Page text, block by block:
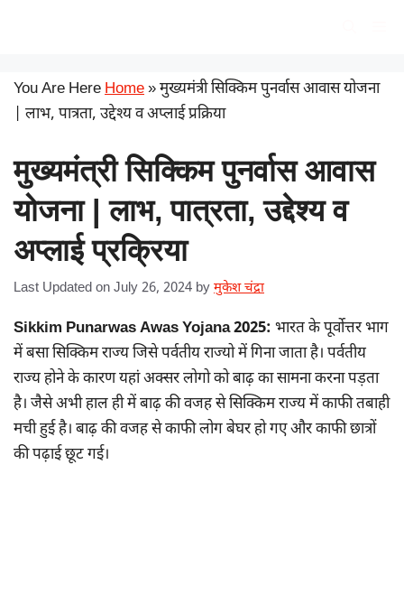
You Are HereHome»मुख्यमंत्री सिक्किम पुनर्वास आवास योजना
| लाभ, पात्रता, उद्देश्य व अप्लाई प्रक्रिया
मुख्यमंत्री सिक्किम पुनर्वास आवास
योजना | लाभ, पात्रता, उद्देश्य व
अप्लाई प्रक्रिया
Last Updated on July 26, 2024 by मुकेश चंद्रा
Sikkim Punarwas Awas Yojana 2025: भारत के पूर्वोत्तर भाग
में बसा सिक्किम राज्य जिसे पर्वतीय राज्यो में गिना जाता है। पर्वतीय
राज्य होने के कारण यहां अक्सर लोगो को बाढ़ का सामना करना पड़ता
है। जैसे अभी हाल ही में बाढ़ की वजह से सिक्किम राज्य में काफी तबाही
मची हुई है। बाढ़ की वजह से काफी लोग बेघर हो गए और काफी छात्रों
की पढ़ाई छूट गई।